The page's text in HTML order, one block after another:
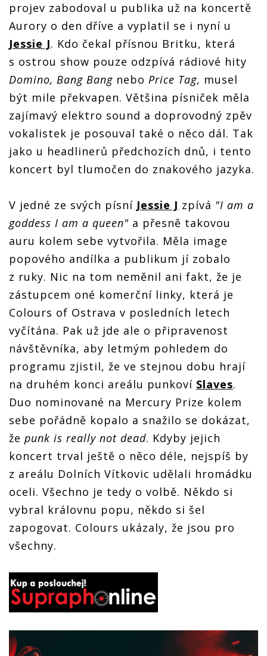
projev zabodoval u publika už na koncertě
Aurory o den dříve a vyplatil se i nyní u
Jessie J. Kdo čekal přísnou Britku, která
s ostrou show pouze odzpívá rádiové hity
Domino, Bang Bang nebo Price Tag, musel
být mile překvapen. Většina písniček měla
zajímavý elektro sound a doprovodný zpěv
vokalistek je posouval také o něco dál. Tak
jako u headlinerů předchozích dnů, i tento
koncert byl tlumočen do znakového jazyka.
V jedné ze svých písní Jessie J zpívá "I am a
goddess I am a queen" a přesně takovou
auru kolem sebe vytvořila. Měla image
popového andílka a publikum jí zobalo
z ruky. Nic na tom neměnil ani fakt, že je
zástupcem oné komerční linky, která je
Colours of Ostrava v posledních letech
vyčítána. Pak už jde ale o připravenost
návštěvníka, aby letmým pohledem do
programu zjistil, že ve stejnou dobu hrají
na druhém konci areálu punkoví Slaves.
Duo nominované na Mercury Prize kolem
sebe pořádně kopalo a snažilo se dokázat,
že punk is really not dead. Kdyby jejich
koncert trval ještě o něco déle, nejspíš by
z areálu Dolních Vítkovic udělali hromádku
oceli. Všechno je tedy o volbě. Někdo si
vybral královnu popu, někdo si šel
zapogovat. Colours ukázaly, že jsou pro
všechny.